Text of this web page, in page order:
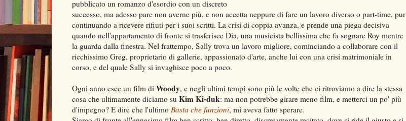
pubblicato un romanzo d'esordio con un discreto
successo, ma adesso pare non averne più, e non accetta neppure di fare un lavoro diverso o part-time, pur
continuando a ricevere rifiuti per i suoi scritti. La crisi di coppia avanza, e prende una piega decisiva
quando nell'appartamento di fronte si trasferisce Dia, una musicista bellissima che fa sognare Roy mentre
la guarda dalla finestra. Nel frattempo, Sally trova un lavoro migliore, cominciando a collaborare con il
ricchissimo Greg, proprietario di gallerie, appassionato d'arte, anche lui con una crisi matrimoniale in
corso, e del quale Sally si invaghisce poco a poco.
Ogni anno esce un film di Woody, e negli ultimi tempi sono più le volte che ci ritroviamo a dire la stessa
cosa che ultimamente diciamo su Kim Ki-duk: ma non potrebbe girare meno film, e metterci un po' più
d'impegno? E dire che l'ultimo Basta che funzioni, mi aveva fatto sperare.